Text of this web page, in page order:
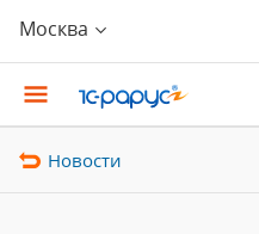
Москва
Новости